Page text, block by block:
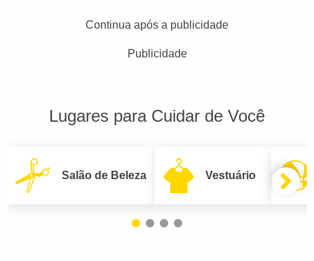
Continua após a publicidade
Publicidade
Lugares para Cuidar de Você
Salão de Beleza Vestuário